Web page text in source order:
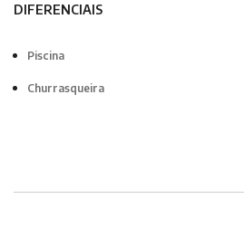
DIFERENCIAIS
Piscina
Churrasqueira